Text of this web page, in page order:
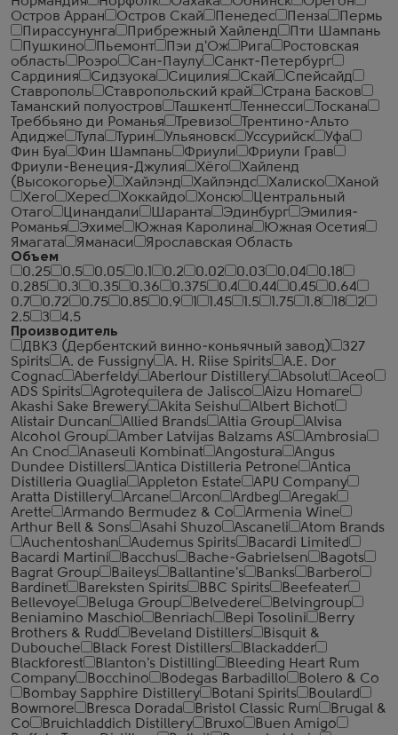
Остров Арран
Остров Скай Пенедес Пенза
Пермь
Пирассунунга
Прибрежный Хайленд
Пти Шампань
Пушкино
Пьемонт Пэи д'Ож Рига
Ростовская
область
Роэро Сан-Паулу
Санкт-Петербург
Сардиния
Сидзуока Сицилия Скай
Спейсайд
Ставрополь
Ставропольский край
Страна Басков
Таманский полуостров
Ташкент Теннесси
Тоскана
Треббьяно ди Романья
Тревизо
Трентино-Альто
Адидже
Тула Турин Ульяновск Уссурийск
Уфа
Фин Буа
Фин Шампань Фриули
Фриули Грав
Фриули-Венеция-Джулия
Хёго
Хайленд
(Высокогорье)
Хайлэнд Хайлэндс Халиско
Ханой
Хего
Херес Хоккайдо Хонсю
Центральный
Отаго
Цинандали Шаранта Эдинбург
Эмилия-
Романья
Эхиме Южная Каролина
Южная Осетия
Ямагата
Яманаси
Ярославская Область
Объем
0.25
0.5 0.05 0.1 0.2 0.02 0.03 0.04
0.18
0.285
0.3 0.35 0.36 0.375 0.4 0.44 0.45
0.64
0.7
0.72 0.75 0.85 0.9 1.45 1.5 1.75 1.8 18
2
2.5
3
4.5
Производитель
ДВКЗ (Дербентский винно-коньячный завод)
327
Spirits
A. de Fussigny A. H. Riise Spirits
A.E. Dor
Cognac
Aberfeldy Aberlour Distillery Absolut
Aceo
ADS Spirits
Agrotequilera de Jalisco
Aizu Homare
Akashi Sake Brewery
Akita Seishu
Albert Bichot
Alistair Duncan
Allied Brands Altia Group
Alvisa
Alcohol Group
Amber Latvijas Balzams AS
Ambrosia
An Cnoc
Anaseuli Kombinat Angostura
Angus
Dundee Distillers
Antica Distilleria Petrone
Antica
Distilleria Quaglia
Appleton Estate
APU Company
Aratta Distillery
Arcane Arcon Ardbeg
Aregak
Arette
Armando Bermudez & Co
Armenia Wine
Arthur Bell & Sons
Asahi Shuzo Ascaneli
Atom Brands
Auchentoshan
Audemus Spirits
Bacardi Limited
Bacardi Martini
Bacchus Bache-Gabrielsen
Bagots
Bagrat Group
Baileys Ballantine's Banks
Barbero
Bardinet
Bareksten Spirits BBC Spirits
Beefeater
Bellevoye
Beluga Group Belvedere
Belvingroup
Beniamino Maschio
Benriach Bepi Tosolini
Berry
Brothers & Rudd
Beveland Distillers
Bisquit &
Dubouche
Black Forest Distillers
Blackadder
Blackforest
Blanton's Distilling
Bleeding Heart Rum
Company
Bocchino Bodegas Barbadillo
Bolero & Co
Bombay Sapphire Distillery
Botani Spirits
Boulard
Bowmore
Bresca Dorada Bristol Classic Rum
Brugal &
Co
Bruichladdich Distillery Bruxo
Buen Amigo